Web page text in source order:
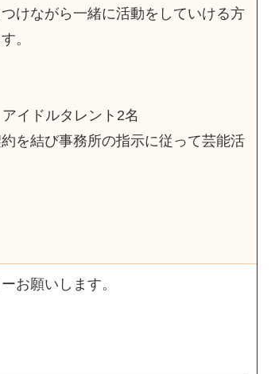
けながら一緒に活動をしていける方
。
イドルタレント2名
を結び事務所の指示に従って芸能活
お願いします。